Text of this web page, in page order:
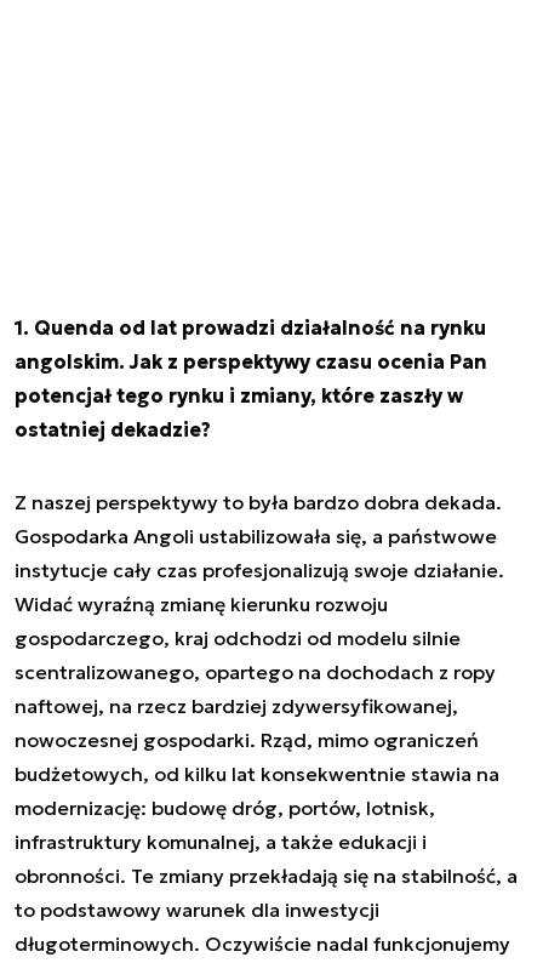
1. Quenda od lat prowadzi działalność na rynku
angolskim. Jak z perspektywy czasu ocenia Pan
potencjał tego rynku i zmiany, które zaszły w
ostatniej dekadzie?
Z naszej perspektywy to była bardzo dobra dekada.
Gospodarka Angoli ustabilizowała się, a państwowe
instytucje cały czas profesjonalizują swoje działanie.
Widać wyraźną zmianę kierunku rozwoju
gospodarczego, kraj odchodzi od modelu silnie
scentralizowanego, opartego na dochodach z ropy
naftowej, na rzecz bardziej zdywersyfikowanej,
nowoczesnej gospodarki. Rząd, mimo ograniczeń
budżetowych, od kilku lat konsekwentnie stawia na
modernizację: budowę dróg, portów, lotnisk,
infrastruktury komunalnej, a także edukacji i
obronności. Te zmiany przekładają się na stabilność, a
to podstawowy warunek dla inwestycji
długoterminowych. Oczywiście nadal funkcjonujemy